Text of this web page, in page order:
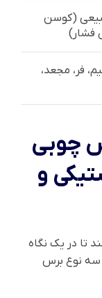
(کوسن
فشار)
فر، مجعد،
چوبی
و
تا در یک نگاه
سه نوع برس